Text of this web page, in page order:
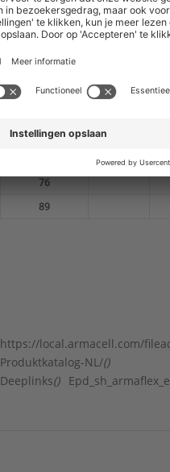
35
0474083
40
42
48
0BR5186
54
0BR5187
0BR5188
76
89
https://local.armacell.com/
Produktkatalog-NL/()
Deeplinks()